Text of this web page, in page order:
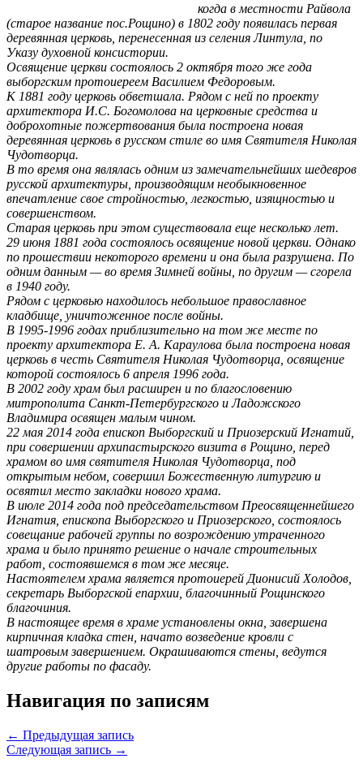
когда в местности Райвола
(старое название пос.Рощино) в 1802 году появилась первая
деревянная церковь, перенесенная из селения Линтула, по
Указу духовной консистории.
Освящение церкви состоялось 2 октября того же года
выборгским протоиереем Василием Федоровым.
К 1881 году церковь обветшала. Рядом с ней по проекту
архитектора И.С. Богомолова на церковные средства и
доброхотные пожертвования была построена новая
деревянная церковь в русском стиле во имя Святителя Николая
Чудотворца.
В то время она являлась одним из замечательнейших шедевров
русской архитектуры, производящим необыкновенное
впечатление свое стройностью, легкостью, изящностью и
совершенством.
Старая церковь при этом существовала еще несколько лет.
29 июня 1881 года состоялось освящение новой церкви. Однако
по прошествии некоторого времени и она была разрушена. По
одним данным — во время Зимней войны, по другим — сгорела
в 1940 году.
Рядом с церковью находилось небольшое православное
кладбище, уничтоженное после войны.
В 1995-1996 годах приблизительно на том же месте по
проекту архитектора Е. А. Караулова была построена новая
церковь в честь Святителя Николая Чудотворца, освящение
которой состоялось 6 апреля 1996 года.
В 2002 году храм был расширен и по благословению
митрополита Санкт-Петербургского и Ладожского
Владимира освящен малым чином.
22 мая 2014 года епископ Выборгский и Приозерский Игнатий,
при совершении архипастырского визита в Рощино, перед
храмом во имя святителя Николая Чудотворца, под
открытым небом, совершил Божественную литургию и
освятил место закладки нового храма.
В июле 2014 года под председательством Преосвященнейшего
Игнатия, епископа Выборгского и Приозерского, состоялось
совещание рабочей группы по возрождению утраченного
храма и было принято решение о начале строительных
работ, состоявшемся в том же месяце.
Настоятелем храма является протоиерей Дионисий Холодов,
секретарь Выборгской епархии, благочинный Рощинского
благочиния.
В настоящее время в храме установлены окна, завершена
кирпичная кладка стен, начато возведение кровли с
шатровым завершением. Окрашиваются стены, ведутся
другие работы по фасаду.
Навигация по записям
← Предыдущая запись
Следующая запись →